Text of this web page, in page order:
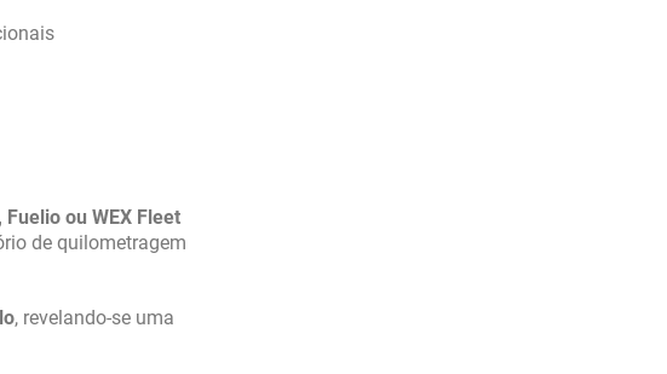
ou WEX Fleet
de quilometragem
, revelando-se uma